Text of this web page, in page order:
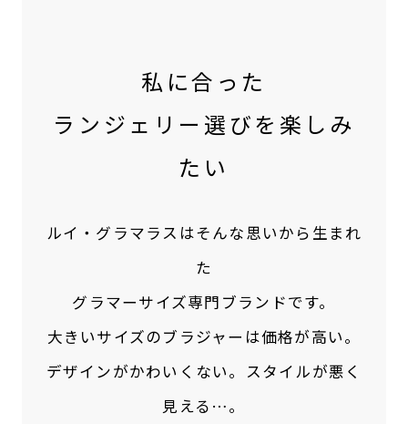
私に合った
ランジェリー選びを楽しみ
たい
ルイ・グラマラスはそんな思いから生まれ
た
グラマーサイズ専門ブランドです。
大きいサイズのブラジャーは価格が高い。
デザインがかわいくない。スタイルが悪く
見える…。